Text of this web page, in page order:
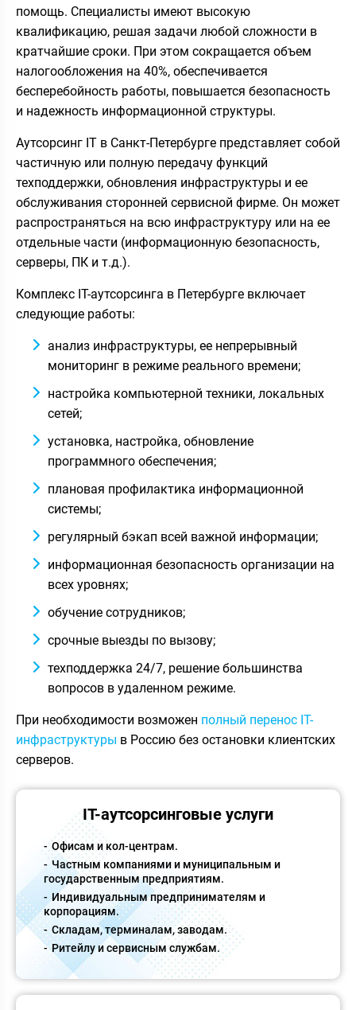
помощь. Специалисты имеют высокую
квалификацию, решая задачи любой сложности в
кратчайшие сроки. При этом сокращается объем
налогообложения на 40%, обеспечивается
бесперебойность работы, повышается безопасность
и надежность информационной структуры.
Аутсорсинг IT в Санкт-Петербурге представляет собой
частичную или полную передачу функций
техподдержки, обновления инфраструктуры и ее
обслуживания сторонней сервисной фирме. Он может
распространяться на всю инфраструктуру или на ее
отдельные части (информационную безопасность,
серверы, ПК и т.д.).
Комплекс IT-аутсорсинга в Петербурге включает
следующие работы:
анализ инфраструктуры, ее непрерывный
мониторинг в режиме реального времени;
настройка компьютерной техники, локальных
сетей;
установка, настройка, обновление
программного обеспечения;
плановая профилактика информационной
системы;
регулярный бэкап всей важной информации;
информационная безопасность организации на
всех уровнях;
обучение сотрудников;
срочные выезды по вызову;
техподдержка 24/7, решение большинства
вопросов в удаленном режиме.
При необходимости возможен полный перенос IT-
инфраструктуры в Россию без остановки клиентских
серверов.
IT-аутсорсинговые услуги
Офисам и кол-центрам.
Частным компаниями и муниципальным и
государственным предприятиям.
Индивидуальным предпринимателям и
корпорациям.
Складам, терминалам, заводам.
Ритейлу и сервисным службам.